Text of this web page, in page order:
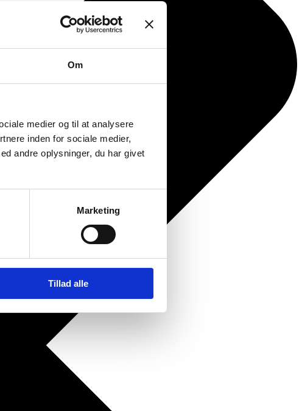
Om
medier og til at analysere
inden for sociale medier,
andre oplysninger, du har givet
Marketing
Tillad alle